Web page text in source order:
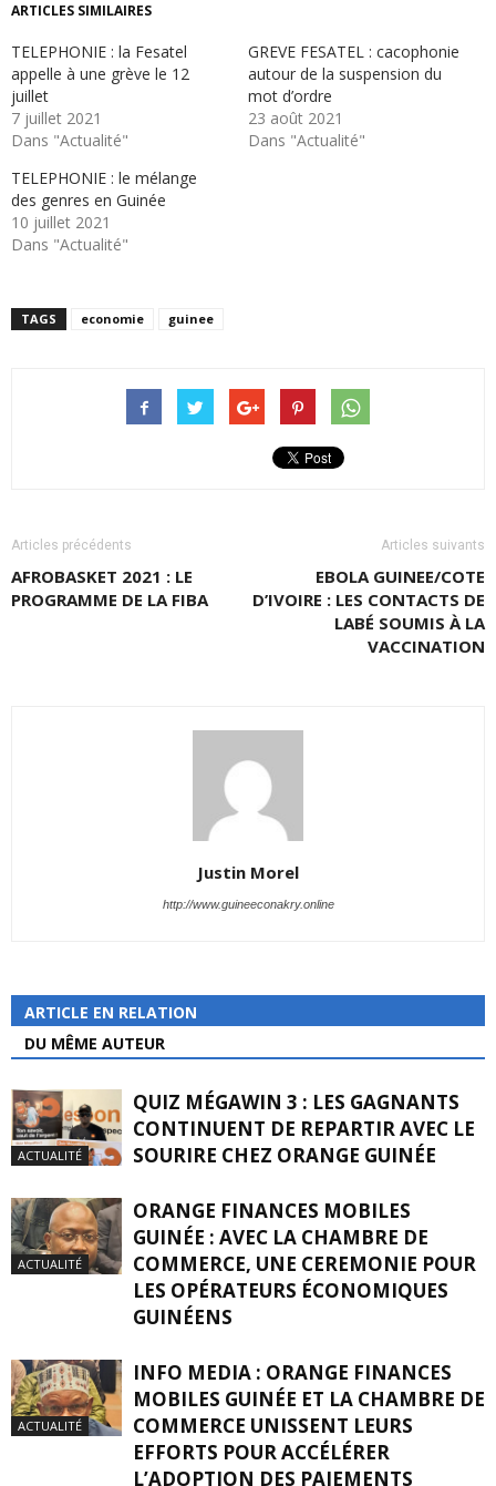
ARTICLES SIMILAIRES
TELEPHONIE : la Fesatel
appelle à une grève le 12
juillet
7 juillet 2021
Dans "Actualité"
GREVE FESATEL : cacophonie
autour de la suspension du
mot d’ordre
23 août 2021
Dans "Actualité"
TELEPHONIE : le mélange
des genres en Guinée
10 juillet 2021
Dans "Actualité"
TAGS economie guinee
Articles précédents
AFROBASKET 2021 : LE
PROGRAMME DE LA FIBA
Articles suivants
EBOLA GUINEE/COTE
D’IVOIRE : LES CONTACTS DE
LABÉ SOUMIS À LA
VACCINATION
Justin Morel
http://www.guineeconakry.online
ARTICLE EN RELATION
DU MÊME AUTEUR
ACTUALITÉ
QUIZ MÉGAWIN 3 : LES GAGNANTS
CONTINUENT DE REPARTIR AVEC LE
SOURIRE CHEZ ORANGE GUINÉE
ACTUALITÉ
ORANGE FINANCES MOBILES
GUINÉE : AVEC LA CHAMBRE DE
COMMERCE, UNE CEREMONIE POUR
LES OPÉRATEURS ÉCONOMIQUES
GUINÉENS
ACTUALITÉ
INFO MEDIA : ORANGE FINANCES
MOBILES GUINÉE ET LA CHAMBRE DE
COMMERCE UNISSENT LEURS
EFFORTS POUR ACCÉLÉRER
L’ADOPTION DES PAIEMENTS